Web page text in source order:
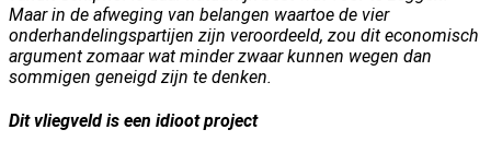
Maar in de afweging van belangen waartoe de vier
onderhandelingspartijen zijn veroordeeld, zou dit economisch
argument zomaar wat minder zwaar kunnen wegen dan
sommigen geneigd zijn te denken.
Dit vliegveld is een idioot project